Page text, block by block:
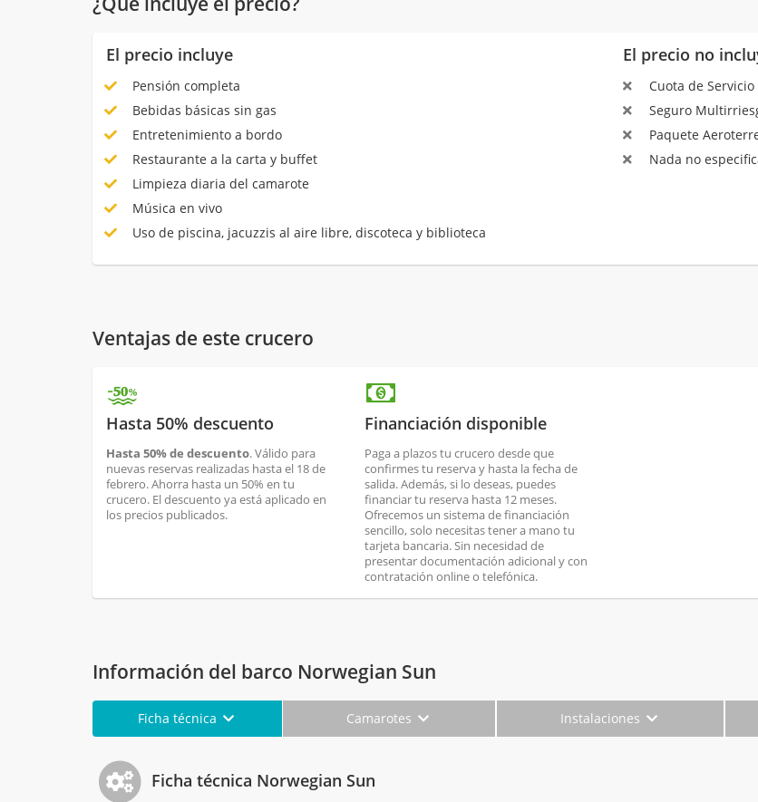
El precio incluye
Pensión completa
Bebidas básicas sin gas
Entretenimiento a bordo
Restaurante a la carta y buffet
Limpieza diaria del camarote
Música en vivo
Uso de piscina, jacuzzis al aire libre, discoteca y biblioteca
El precio no
Cuota de
Seguro
Paquete
Nada no
Ventajas de este crucero
Hasta 50% descuento
Hasta 50% de descuento. Válido para
nuevas reservas realizadas hasta el 18 de
febrero. Ahorra hasta un 50% en tu
crucero. El descuento ya está aplicado en
los precios publicados.
Financiación disponible
Paga a plazos tu crucero desde que
confirmes tu reserva y hasta la fecha de
salida. Además, si lo deseas, puedes
financiar tu reserva hasta 12 meses.
Ofrecemos un sistema de financiación
sencillo, solo necesitas tener a mano tu
tarjeta bancaria. Sin necesidad de
presentar documentación adicional y con
contratación online o telefónica.
Información del barco Norwegian Sun
Ficha técnica Camarotes Instalaciones
Ficha técnica Norwegian Sun